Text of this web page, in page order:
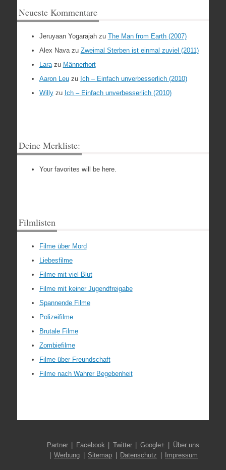
Neueste Kommentare
Jeruyaan Yogarajahzu The Man from Earth (2007)
Alex Navazu Zweimal Sterben ist einmal zuviel (2011)
Larazu Männerhort
Aaron Leuzu Ich – Einfach unverbesserlich (2010)
Willyzu Ich – Einfach unverbesserlich (2010)
Deine Merkliste:
Your favorites will be here.
Filmlisten
Filme über Mord
Liebesfilme
Filme mit viel Blut
Filme mit keiner Jugendfreigabe
Spannende Filme
Polizeifilme
Brutale Filme
Zombiefilme
Filme über Freundschaft
Filme nach Wahrer Begebenheit
Partner Facebook Twitter Google+
Über uns
Werbung
Sitemap Datenschutz Impressum